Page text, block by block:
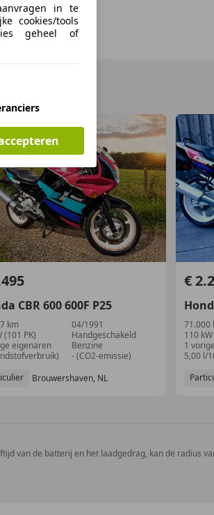
CBR 600600F P25
km
04/1991
(101 PK)
Handgeschakeld
eigenaren
Benzine
- (CO2-emissie)
Brouwershaven, NL
€
71.000
110
1
5,00 l/
van de batterij en het laadgedrag, kan de radius
in te
cookies/tools
geheel of